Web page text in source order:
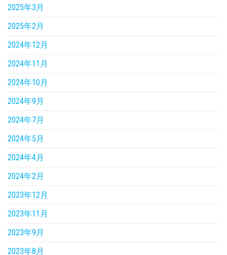
2025年3月
2025年2月
2024年12月
2024年11月
2024年10月
2024年9月
2024年7月
2024年5月
2024年4月
2024年2月
2023年12月
2023年11月
2023年9月
2023年8月